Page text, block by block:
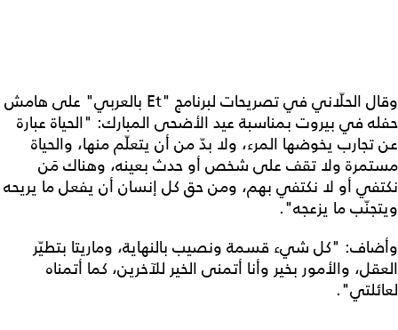
وقال الحلّاني في تصريحات لبرنامج "Et بالعربي" على هامش
حفله في بيروت بمناسبة عيد الأضحى المبارك: "الحياة عبارة
عن تجارب يخوضها المرء، ولا بدّ من أن يتعلّم منها، والحياة
مستمرة ولا تقف على شخص أو حدث بعينه، وهناك مَن
نكتفي أو لا نكتفي بهم، ومن حق كل إنسان أن يفعل ما يريحه
ويتجنّب ما يزعجه".
وأضاف: "كل شيء قسمة ونصيب بالنهاية، وماريتا بتطيّر
العقل، والأمور بخير وأنا أتمنى الخير للآخرين، كما أتمناه
لعائلتي".